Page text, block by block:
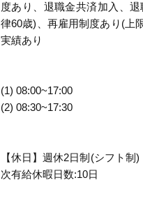
度あり、退職金共済加入、
律60歳)、再雇用制度あり(上
実績あり
(1) 08:00~17:00
(2) 08:30~17:30
【休日】週休2日制(シフト
次有給休暇日数:10日